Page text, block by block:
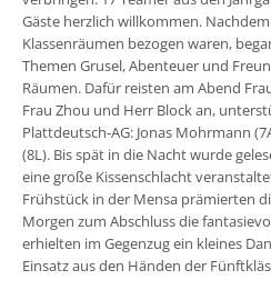
Gäste herzlich willkommen.
Klassenräumen bezogen waren,
Themen Grusel, Abenteuer und
Räumen. Dafür reisten am Abend
Frau Zhou und Herr Block an,
Plattdeutsch-AG: Jonas Mohrmann
(8L). Bis spät in die Nacht wurde
eine große Kissenschlacht
Frühstück in der Mensa prämierten
Morgen zum Abschluss die
erhielten im Gegenzug ein kleines
Einsatz aus den Händen der